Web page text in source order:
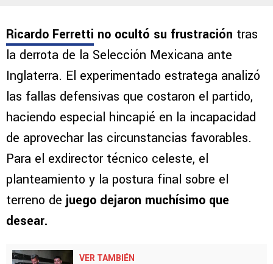
Ricardo Ferretti no ocultó su frustración tras
la derrota de la Selección Mexicana ante
Inglaterra. El experimentado estratega analizó
las fallas defensivas que costaron el partido,
haciendo especial hincapié en la incapacidad
de aprovechar las circunstancias favorables.
Para el exdirector técnico celeste, el
planteamiento y la postura final sobre el
terreno de juego dejaron muchísimo que
desear.
VER TAMBIÉN